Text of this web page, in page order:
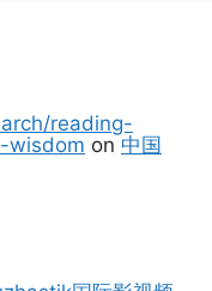
reading-
wisdom on 中国